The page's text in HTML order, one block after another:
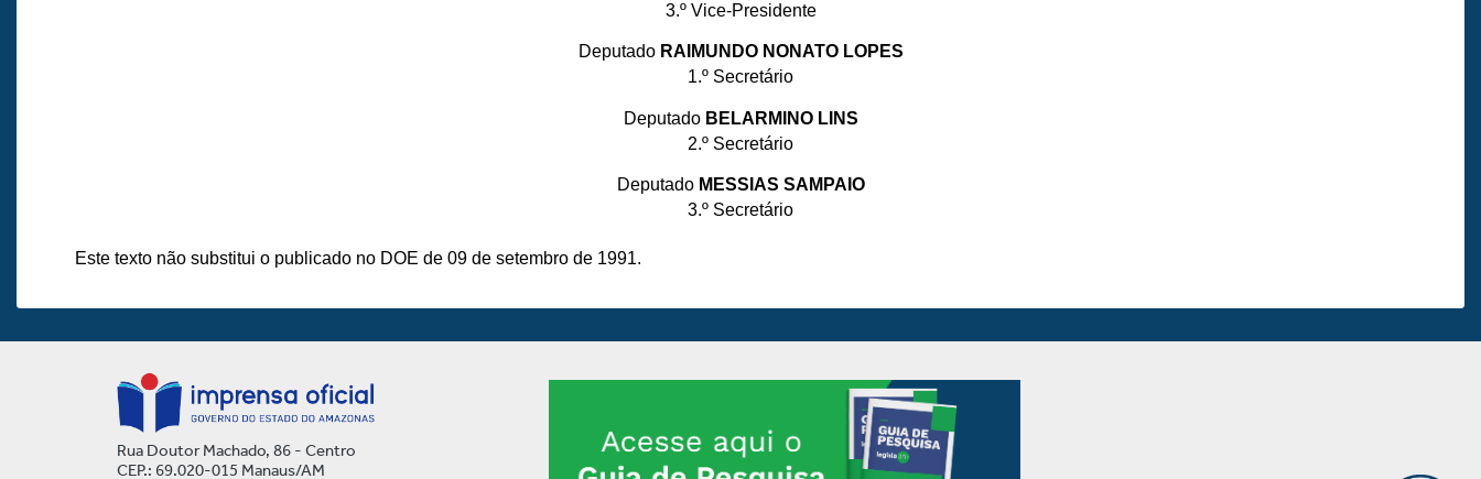
3.º Vice-Presidente
DeputadoRAIMUNDO NONATO LOPES
1.º Secretário
DeputadoBELARMINO LINS
2.º Secretário
DeputadoMESSIAS SAMPAIO
3.º Secretário
Este texto não substitui o publicado no DOE de 09 de setembro de 1991.
Rua Doutor Machado, 86 - Centro
CEP.: 69.020-015 Manaus/AM